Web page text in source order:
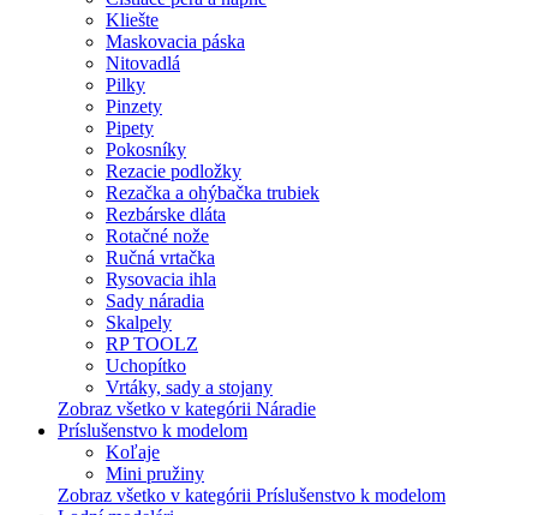
Kliešte
Maskovacia páska
Nitovadlá
Pilky
Pinzety
Pipety
Pokosníky
Rezacie podložky
Rezačka a ohýbačka trubiek
Rezbárske dláta
Rotačné nože
Ručná vrtačka
Rysovacia ihla
Sady náradia
Skalpely
RP TOOLZ
Uchopítko
Vrtáky, sady a stojany
Zobraz všetko v kategórii Náradie
Príslušenstvo k modelom
Koľaje
Mini pružiny
Zobraz všetko v kategórii Príslušenstvo k modelom